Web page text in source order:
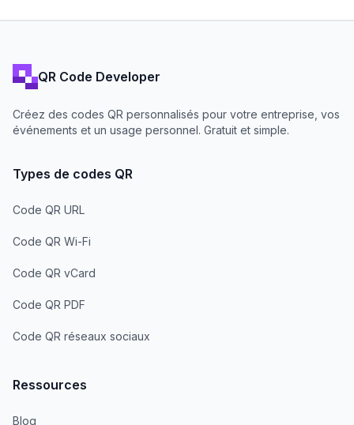
QR Code Developer
Créez des codes QR personnalisés pour votre entreprise, vos
événements et un usage personnel. Gratuit et simple.
Types de codes QR
Code QR URL
Code QR Wi-Fi
Code QR vCard
Code QR PDF
Code QR réseaux sociaux
Ressources
Blog